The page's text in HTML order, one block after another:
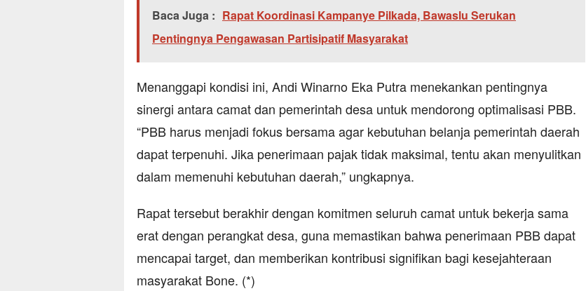
Baca Juga : Rapat Koordinasi Kampanye Pilkada, Bawaslu Serukan
Pentingnya Pengawasan Partisipatif Masyarakat
Menanggapi kondisi ini, Andi Winarno Eka Putra menekankan pentingnya
sinergi antara camat dan pemerintah desa untuk mendorong optimalisasi PBB.
“PBB harus menjadi fokus bersama agar kebutuhan belanja pemerintah daerah
dapat terpenuhi. Jika penerimaan pajak tidak maksimal, tentu akan menyulitkan
dalam memenuhi kebutuhan daerah,” ungkapnya.
Rapat tersebut berakhir dengan komitmen seluruh camat untuk bekerja sama
erat dengan perangkat desa, guna memastikan bahwa penerimaan PBB dapat
mencapai target, dan memberikan kontribusi signifikan bagi kesejahteraan
masyarakat Bone. (*)